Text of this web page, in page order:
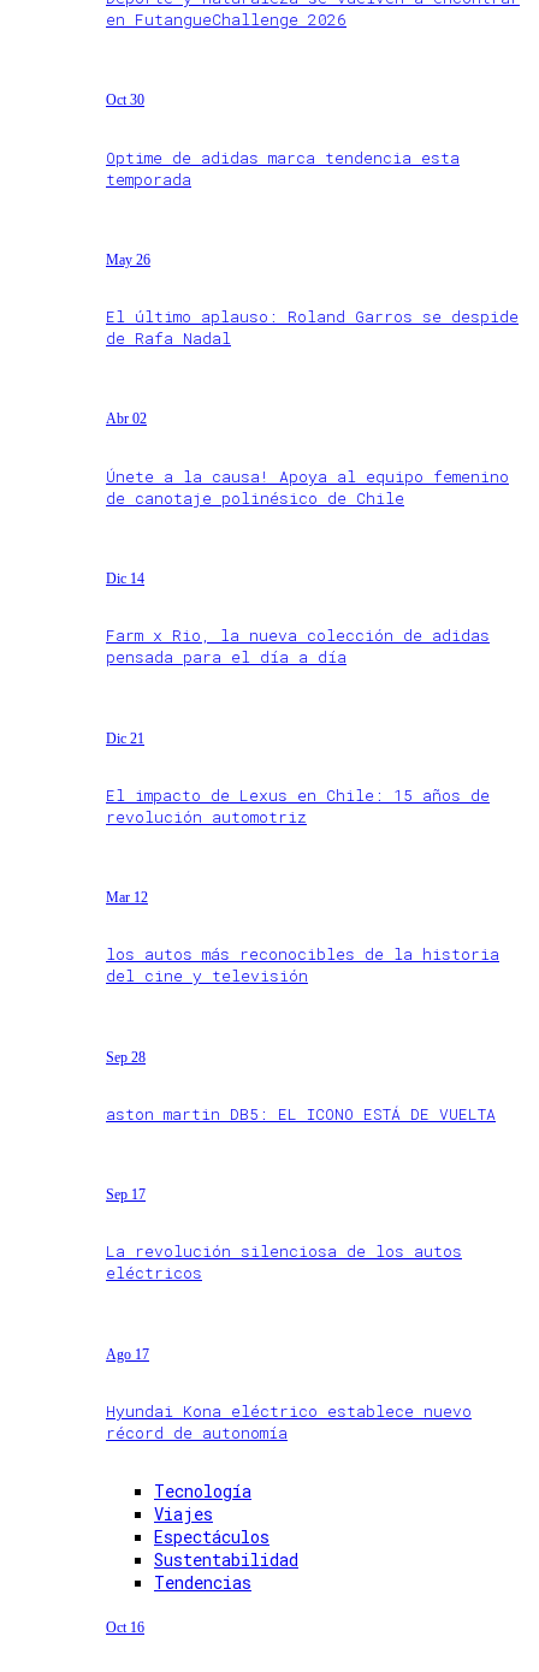
en FutangueChallenge 2026
Oct 30
Optime de adidas marca tendencia esta
temporada
May 26
El último aplauso: Roland Garros se despide
de Rafa Nadal
Abr 02
Únete a la causa! Apoya al equipo femenino
de canotaje polinésico de Chile
Dic 14
Farm x Rio, la nueva colección de adidas
pensada para el día a día
Dic 21
El impacto de Lexus en Chile: 15 años de
revolución automotriz
Mar 12
los autos más reconocibles de la historia
del cine y televisión
Sep 28
aston martin DB5: EL ICONO ESTÁ DE VUELTA
Sep 17
La revolución silenciosa de los autos
eléctricos
Ago 17
Hyundai Kona eléctrico establece nuevo
récord de autonomía
Tecnología
Viajes
Espectáculos
Sustentabilidad
Tendencias
Oct 16